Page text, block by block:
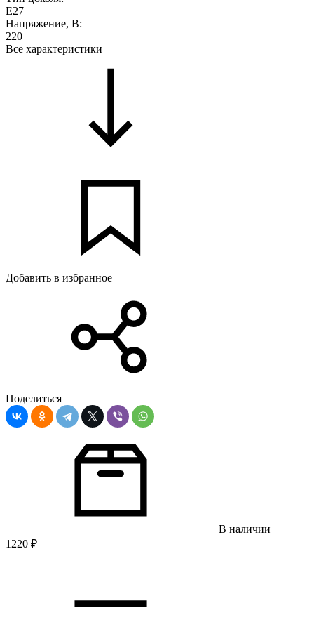
E27
Напряжение, В:
220
Все характеристики
Добавить в избранное
Поделиться
В наличии
1220 ₽